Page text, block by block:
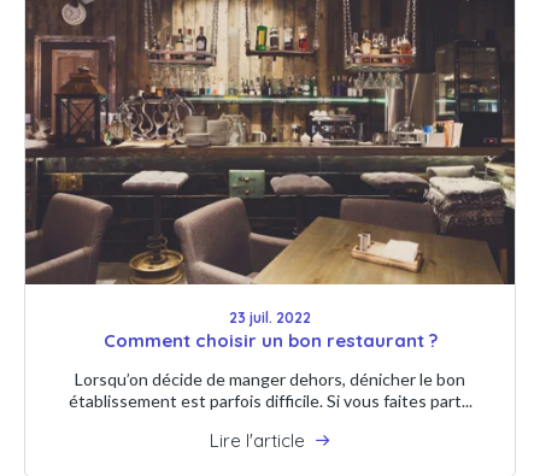
23 juil. 2022
Comment choisir un bon restaurant ?
Lorsqu’on décide de manger dehors, dénicher le bon
établissement est parfois difficile. Si vous faites part...
Lire l'article